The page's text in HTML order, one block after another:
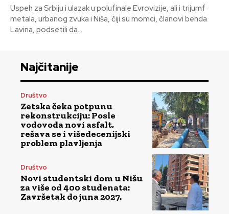
Uspeh za Srbiju i ulazak u polufinale Evrovizije, ali i trijumf
metala, urbanog zvuka i Niša, čiji su momci, članovi benda
Lavina, podsetili da...
Najčitanije
Društvo
Zetska čeka potpunu
rekonstrukciju: Posle
vodovoda novi asfalt,
rešava se i višedecenijski
problem plavljenja
Društvo
Novi studentski dom u Nišu
za više od 400 studenata:
Završetak do juna 2027.